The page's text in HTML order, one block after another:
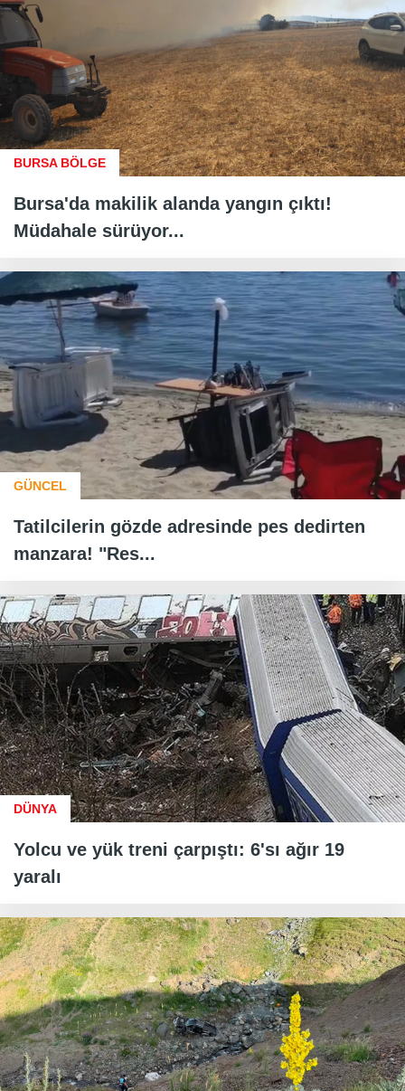
BURSA BÖLGE
Bursa'da makilik alanda yangın çıktı!
Müdahale sürüyor...
GÜNCEL
Tatilcilerin gözde adresinde pes dedirten
manzara! "Res...
DÜNYA
Yolcu ve yük treni çarpıştı: 6'sı ağır 19
yaralı